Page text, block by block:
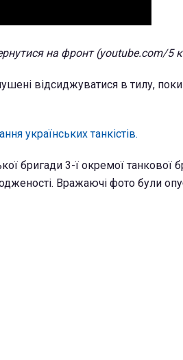
на фронт (youtube.com/5
відсиджуватися в тилу,
українських танкістів.
бригади 3-ї окремої танкової
Вражаючі фото були